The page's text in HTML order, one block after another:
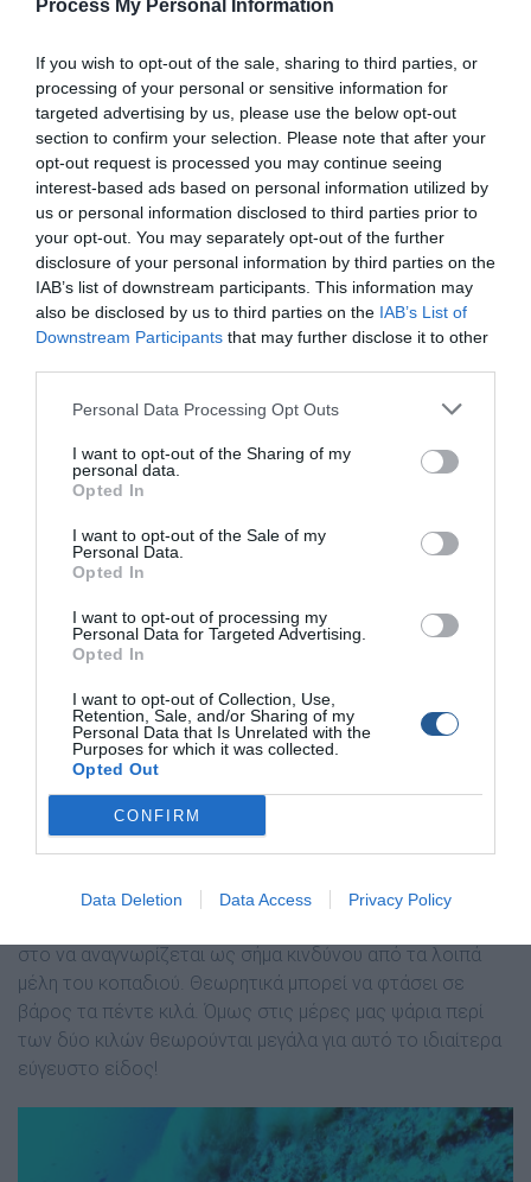
Process My Personal Information
If you wish to opt-out of the sale, sharing to third parties, or
processing of your personal or sensitive information for
targeted advertising by us, please use the below opt-out
section to confirm your selection. Please note that after your
opt-out request is processed you may continue seeing
interest-based ads based on personal information utilized by
us or personal information disclosed to third parties prior to
your opt-out. You may separately opt-out of the further
disclosure of your personal information by third parties on the
IAB’s list of downstream participants. This information may
also be disclosed by us to third parties on the IAB’s List of
Downstream Participants that may further disclose it to other
Personal Data Processing Opt Outs
I want to opt-out of the Sharing of my
personal data.
Opted In
I want to opt-out of the Sale of my
Personal Data.
Opted In
I want to opt-out of processing my
Personal Data for Targeted Advertising.
Opted In
I want to opt-out of Collection, Use,
Retention, Sale, and/or Sharing of my
Personal Data that Is Unrelated with the
Purposes for which it was collected.
Opted Out
CONFIRM
Data Deletion Data Access Privacy Policy
Είναι σαφώς προτιµότερο να τους χτυπάµε εκτός
θαλαµιού. Η σύλληψή τους µε συρτό καρτέρι, είναι η
µέθοδος που πρέπει να ευχαριστεί τον κυνηγό
περισσότερο από κάθε άλλη, πιστοποιεί δε και την
ικανότητά του στην εν λόγω τεχνική. Αν πάλι δεν
προλάβουµε, µε ένα καρτέρι στην είσοδο του θαλαµιού
περιµένουµε µέχρι να προδοθούν από τα άσπρα χείλη
τους στο ηµίφως. Έτσι το υπόλοιπο κοπάδι δε θα νιώσει
άµεση απειλή στο χώρο όπου διαβιεί, παραµένοντας στο
ίδιο σηµείο. Ο τοπικός χαρακτήρας που επιδεικνύουν
άλλωστε, είναι ένας επιπρόσθετος παράγοντας που
εφιστά την προσοχή µας. Η διαχείριση και όχι το
ευκαιριακό ξεκλήρισµα µιας φωλιάς, είναι χρέος του
σύγχρονου υποβρύχιου κυνηγού και αποτελεί µία
πρακτική που θα µας ανταµείψει σε βάθος χρόνου.
Ιδιαίτερο χαρακτηριστικό του σηκιού αποτελούν οι
πλάκες, τα οποία λέγεται πως παράγουν έναν υπόκωφο
στο να αναγνωρίζεται ως σήµα κινδύνου από τα λοιπά
µέλη του κοπαδιού. Θεωρητικά µπορεί να φτάσει σε
βάρος τα πέντε κιλά. Όµως στις µέρες µας ψάρια περί
των δύο κιλών θεωρούνται µεγάλα για αυτό το ιδιαίτερα
εύγευστο είδος!